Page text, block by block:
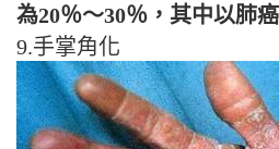
為20％～30％，其中以肺
9.手掌角化